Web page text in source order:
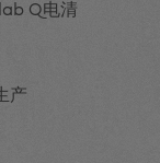
Q电清
产